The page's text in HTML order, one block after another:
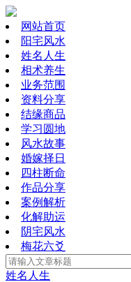
网站首页
阳宅风水
姓名人生
相术养生
业务范围
资料分享
结缘商品
学习圆地
风水故事
婚嫁择日
四柱断命
作品分享
案例解析
化解助运
阴宅风水
梅花六爻
姓名人生